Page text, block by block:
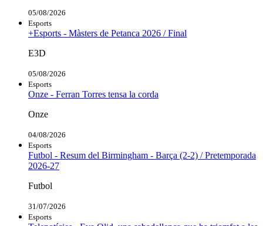
05/08/2026
Esports
+Esports - Màsters de Petanca 2026 / Final
E3D
05/08/2026
Esports
Onze - Ferran Torres tensa la corda
Onze
04/08/2026
Esports
Futbol - Resum del Birmingham - Barça (2-2) / Pretemporada
2026-27
Futbol
31/07/2026
Esports